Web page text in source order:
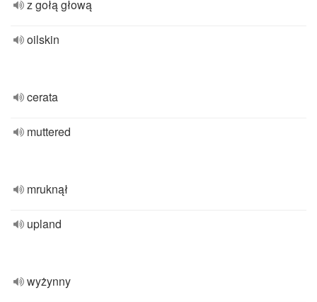
z gołą głową
oilskin
cerata
muttered
mruknął
upland
wyżynny